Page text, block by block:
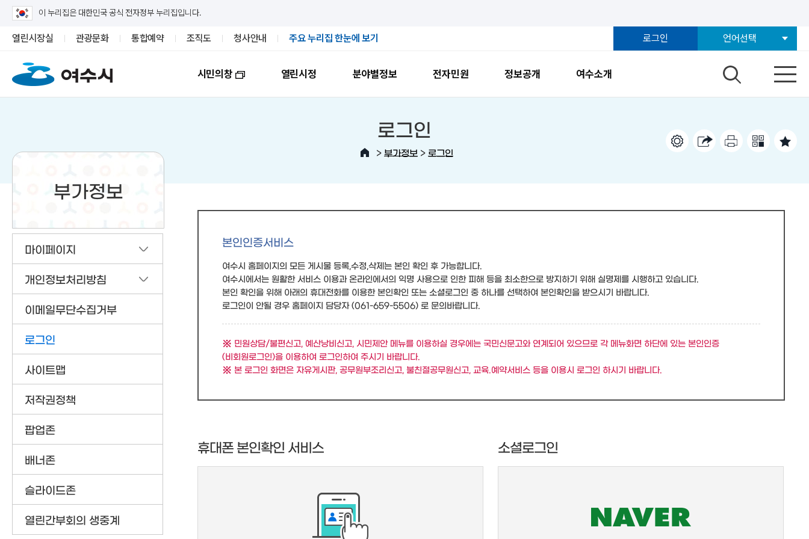
이 누리집은 대한민국 공식 전자정부 누리집입니다.
열린시장실 관광문화 통합예약 조직도 청사안내 주요 누리집 한눈에 보기 로그인 언어선택
시민의창 열린시정 분야별정보 전자민원 정보공개 여수소개
부가정보
마이페이지
개인정보처리방침
이메일무단수집거부
로그인
사이트맵
저작권정책
팝업존
배너존
슬라이드존
열린간부회의 생중계
로그인
> 부가정보 > 로그인
본인인증서비스
여수시 홈페이지의 모든 게시물 등록,수정,삭제는 본인 확인 후 가능합니다.
여수시에서는 원활한 서비스 이용과 온라인에서의 익명 사용으로 인한 피해 등을 최소한으로 방지하기 위해 실명제를 시행하고 있습니다.
본인 확인을 위해 아래의 휴대전화를 이용한 본인확인 또는 소셜로그인 중 하나를 선택하여 본인확인을 받으시기 바랍니다.
로그인이 안될 경우 홈페이지 담당자 (061-659-5506) 로 문의바랍니다.
민원상담/불편신고, 예산낭비신고, 시민제안 메뉴를 이용하실 경우에는 국민신문고와 연계되어 있으므로 각 메뉴화면 하단에 있는 본인인증
(비회원로그인)을 이용하여 로그인하여 주시기 바랍니다.
본 로그인 화면은 자유게시판, 공무원부조리신고, 불친절공무원신고, 교육.예약서비스 등을 이용시 로그인 하시기 바랍니다.
휴대폰 본인확인 서비스 소셜로그인